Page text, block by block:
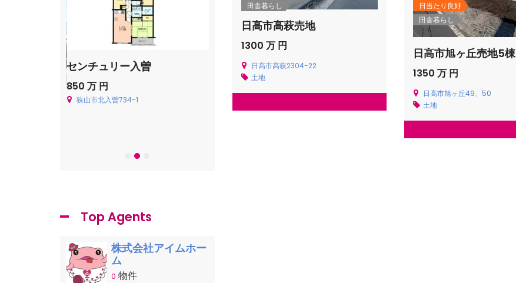
田舎暮らし
日高市高萩売地
1300 万 円
日高市高萩2304-22
土地
日当たり良好
田舎暮らし
日高市旭ヶ丘売地5棟
1350 万 円
日高市旭ヶ丘49、50
土地
センチュリー入曽
850 万 円
狭山市北入曽734-1
飯能市青木新築分譲住宅
日高市高萩東賃貸一戸建
Price on call
日高市高萩東三丁目5-7
Top Agents
株式会社アイムホー
ム
0 物件